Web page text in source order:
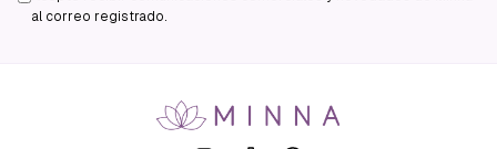
al correo registrado.